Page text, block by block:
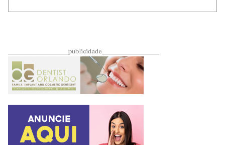
____________________publicidade___________________